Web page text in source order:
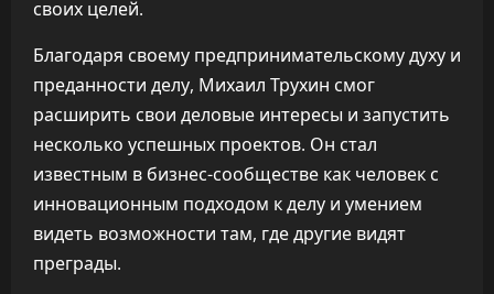
своих целей.
Благодаря своему предпринимательскому духу и
преданности делу, Михаил Трухин смог
расширить свои деловые интересы и запустить
несколько успешных проектов. Он стал
известным в бизнес-сообществе как человек с
инновационным подходом к делу и умением
видеть возможности там, где другие видят
преграды.